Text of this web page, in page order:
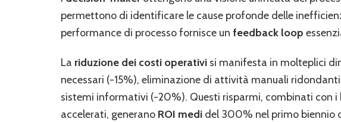
permettono di identificare le cause profonde delle
performance di processo fornisce un feedback loop
La riduzione dei costi operativi si manifesta in molteplici
necessari (-15%), eliminazione di attività manuali
sistemi informativi (-20%). Questi risparmi, combinati con
accelerati, generano ROI medi del 300% nel primo biennio